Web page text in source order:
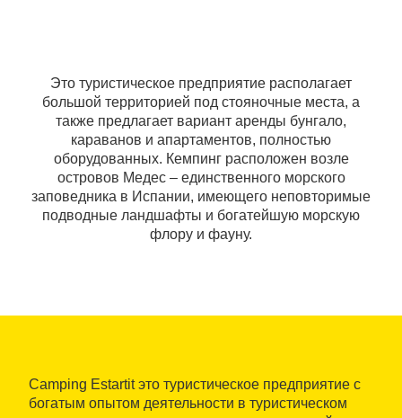
Это туристическое предприятие располагает
большой территорией под стояночные места, а
также предлагает вариант аренды бунгало,
караванов и апартаментов, полностью
оборудованных. Кемпинг расположен возле
островов Медес – единственного морского
заповедника в Испании, имеющего неповторимые
подводные ландшафты и богатейшую морскую
флору и фауну.
Camping Estartit это туристическое предприятие с
богатым опытом деятельности в туристическом